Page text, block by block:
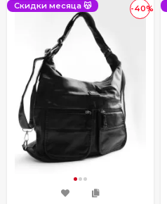
-40%
Скидки месяца 😽